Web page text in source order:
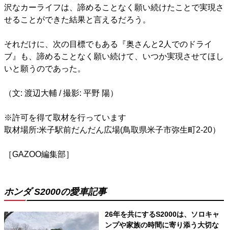
沢なカーライフは、諦めることなく願い続けたことで実現さ
せることができた結果と言えるだろう。
それだけに、次の目標でもある『奥さんと2人でのドライ
ブ』も、諦めることなく願い続けて、いつか実現させてほし
いと願うのであった。
（文: 渡辺大輔 / 撮影: 平野 陽）
※許可を得て取材を行っています
取材場所:米子駅前だんだん広場(鳥取県米子市弥生町2-20）
［GAZOO編集部］
ホンダ S2000の愛車記事
26年を共にするS2000は、ソロキャ
ンプや家族の時間に寄り添う大切な